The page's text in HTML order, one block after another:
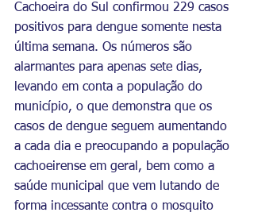
Cachoeira do Sul confirmou 229 casos
positivos para dengue somente nesta
última semana. Os números são
alarmantes para apenas sete dias,
levando em conta a população do
município, o que demonstra que os
casos de dengue seguem aumentando
a cada dia e preocupando a população
cachoeirense em geral, bem como a
saúde municipal que vem lutando de
forma incessante contra o mosquito